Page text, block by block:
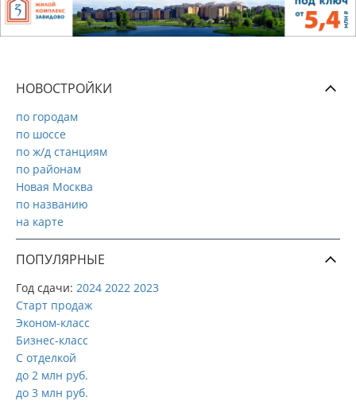
НОВОСТРОЙКИ
по городам
по шоссе
по ж/д станциям
по районам
Новая Москва
по названию
на карте
ПОПУЛЯРНЫЕ
Год сдачи: 2024 2022 2023
Старт продаж
Эконом-класс
Бизнес-класс
С отделкой
до 2 млн руб.
до 3 млн руб.